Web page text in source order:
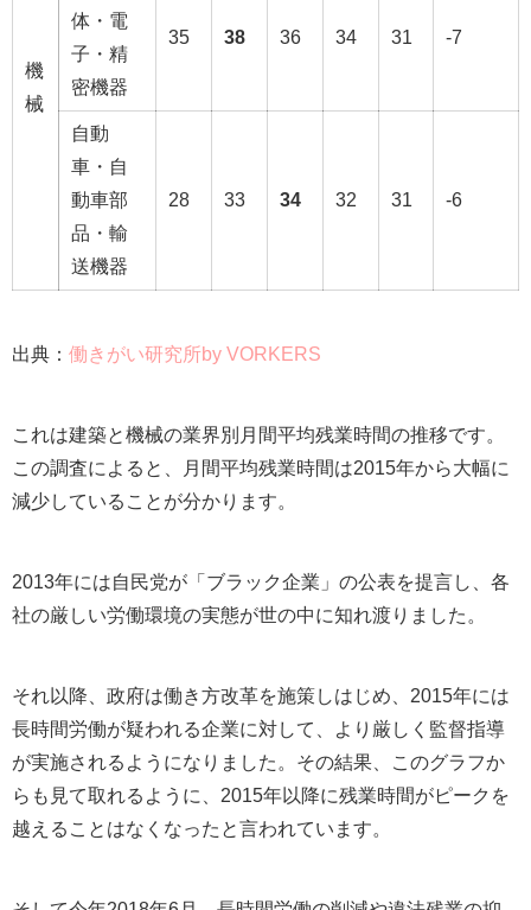
機
械
体・電
子・精
密機器
35 38 36 34 31 -7
自動
車・自
動車部
品・輸
送機器
28 33 34 32 31 -6
出典： 働きがい研究所by VORKERS
これは建築と機械の業界別月間平均残業時間の推移です。
この調査によると、月間平均残業時間は2015年から大幅に
減少していることが分かります。
2013年には自民党が「ブラック企業」の公表を提言し、各
社の厳しい労働環境の実態が世の中に知れ渡りました。
それ以降、政府は働き方改革を施策しはじめ、2015年には
長時間労働が疑われる企業に対して、より厳しく監督指導
が実施されるようになりました。その結果、このグラフか
らも見て取れるように、2015年以降に残業時間がピークを
越えることはなくなったと言われています。